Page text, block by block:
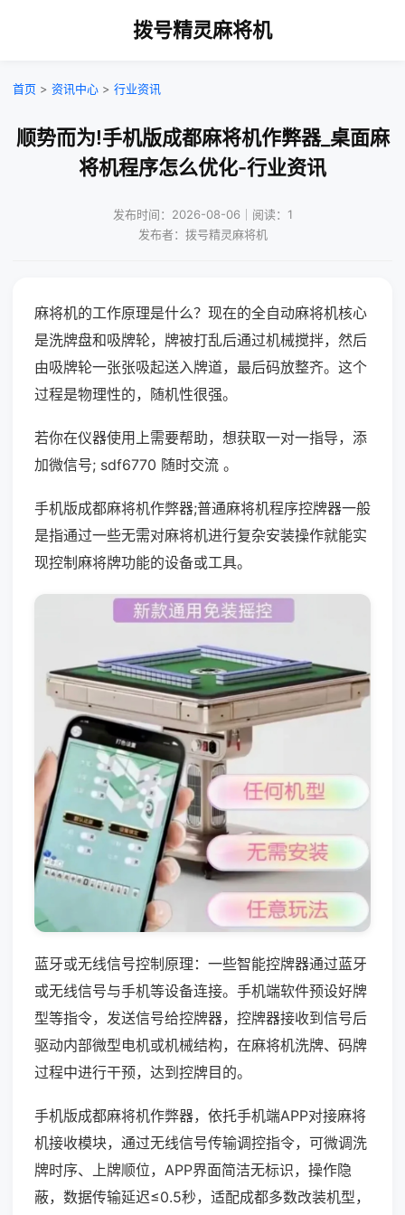
拨号精灵麻将机
首页 > 资讯中心 > 行业资讯
顺势而为!手机版成都麻将机作弊器_桌面麻
将机程序怎么优化-行业资讯
发布时间：2026-08-06｜阅读：1
发布者：拨号精灵麻将机
麻将机的工作原理是什么？现在的全自动麻将机核心
是洗牌盘和吸牌轮，牌被打乱后通过机械搅拌，然后
由吸牌轮一张张吸起送入牌道，最后码放整齐。这个
过程是物理性的，随机性很强。
若你在仪器使用上需要帮助，想获取一对一指导，添
加微信号; sdf6770 随时交流 。
手机版成都麻将机作弊器;普通麻将机程序控牌器一般
是指通过一些无需对麻将机进行复杂安装操作就能实
现控制麻将牌功能的设备或工具。
蓝牙或无线信号控制原理：一些智能控牌器通过蓝牙
或无线信号与手机等设备连接。手机端软件预设好牌
型等指令，发送信号给控牌器，控牌器接收到信号后
驱动内部微型电机或机械结构，在麻将机洗牌、码牌
过程中进行干预，达到控牌目的。
手机版成都麻将机作弊器，依托手机端APP对接麻将
机接收模块，通过无线信号传输调控指令，可微调洗
牌时序、上牌顺位，APP界面简洁无标识，操作隐
蔽，数据传输延迟≤0.5秒，适配成都多数改装机型，